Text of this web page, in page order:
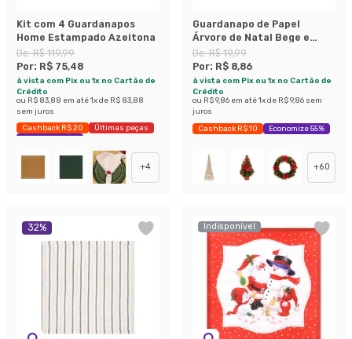
Kit com 4 Guardanapos
Home Estampado Azeitona
De:R$ 119,99
Por: R$ 75,48
à vista com Pix ou 1x no Cartão de
Crédito
ou R$ 83,88 em até1x de R$ 83,88
sem juros
Cashback R$ 20
Últimas peças
Economize 37%
+4
Guardanapo de Papel
Árvore de Natal Bege e
Verde
De:R$ 19,99
Por: R$ 8,86
à vista com Pix ou 1x no Cartão de
Crédito
ou R$ 9,86 em até1x de R$ 9,86 sem
juros
Cashback R$ 10 Economize 55%
+60
32% Indisponível